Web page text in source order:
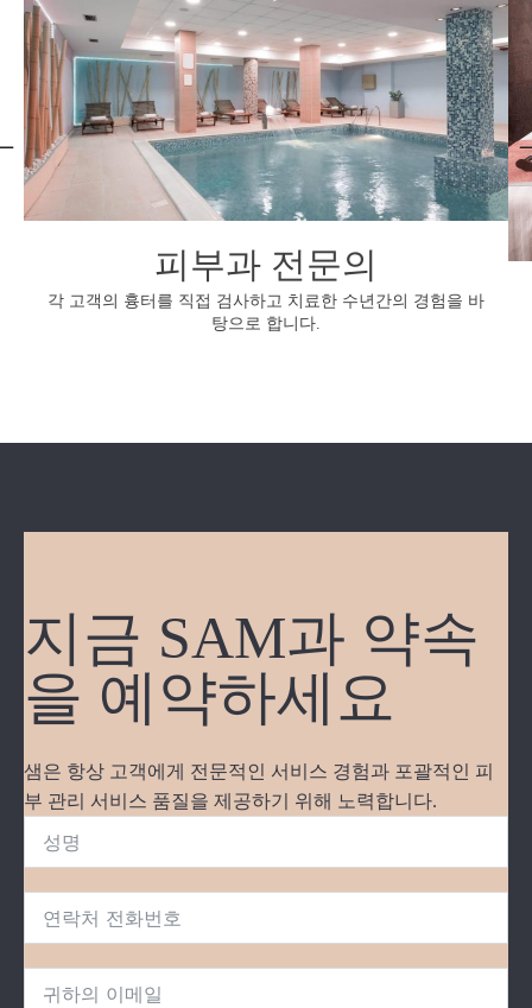
피부과 전문의
각 고객의 흉터를 직접 검사하고 치료한 수년간의 경험을 바
탕으로 합니다.
지금 SAM과 약속
을 예약하세요
샘은 항상 고객에게 전문적인 서비스 경험과 포괄적인 피
부 관리 서비스 품질을 제공하기 위해 노력합니다.